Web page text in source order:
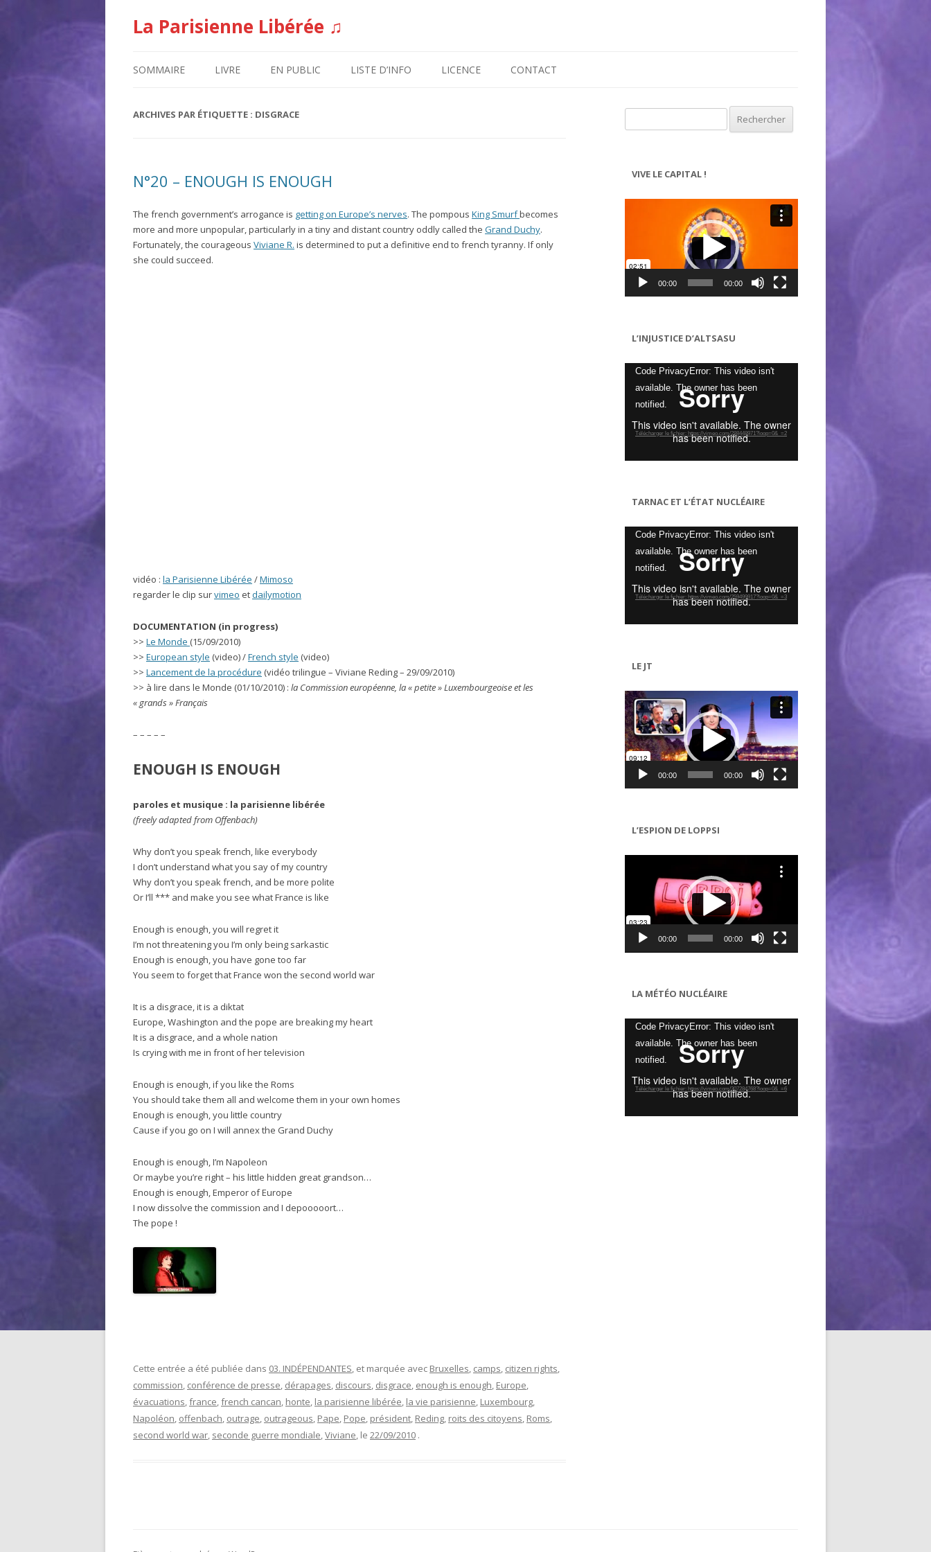
La Parisienne Libérée ♫
SOMMAIRE LIVRE EN PUBLIC LISTE D’INFO LICENCE CONTACT
ARCHIVES PAR ÉTIQUETTE : DISGRACE
N°20 – ENOUGH IS ENOUGH
The french government’s arrogance is getting on Europe’s nerves. The pompous King Smurfbecomes
more and more unpopular, particularly in a tiny and distant country oddly called the Grand Duchy.
Fortunately, the courageous Viviane R. is determined to put a definitive end to french tyranny. If only
she could succeed.
vidéo : la Parisienne Libérée /Mimoso
regarder le clip survimeo etdailymotion
DOCUMENTATION (in progress)
>> Le Monde (15/09/2010)
>> European style (video) /French style (video)
>> Lancement de la procédure (vidéo trilingue – Viviane Reding – 29/09/2010)
>> à lire dans le Monde (01/10/2010) : la Commission européenne, la « petite » Luxembourgeoise et les
« grands » Français
– – – – –
ENOUGH IS ENOUGH
paroles et musique : la parisienne libérée
(freely adapted from Offenbach)
Why don’t you speak french, like everybody
I don’t understand what you say of my country
Why don’t you speak french, and be more polite
Or I’ll *** and make you see what France is like
Enough is enough, you will regret it
I’m not threatening you I’m only being sarkastic
Enough is enough, you have gone too far
You seem to forget that France won the second world war
It is a disgrace, it is a diktat
Europe, Washington and the pope are breaking my heart
It is a disgrace, and a whole nation
Is crying with me in front of her television
Enough is enough, if you like the Roms
You should take them all and welcome them in your own homes
Enough is enough, you little country
Cause if you go on I will annex the Grand Duchy
Enough is enough, I’m Napoleon
Or maybe you’re right – his little hidden great grandson…
Enough is enough, Emperor of Europe
I now dissolve the commission and I depooooort…
The pope !
Cette entrée a été publiée dans 03. INDÉPENDANTES, et marquée avec Bruxelles, camps, citizen rights,
commission, conférence de presse, dérapages, discours, disgrace, enough is enough, Europe,
évacuations,france,french cancan, honte, la parisienne libérée, la vie parisienne, Luxembourg,
Napoléon, offenbach, outrage, outrageous, Pape, Pope, président, Reding, roits des citoyens, Roms,
second world war, seconde guerre mondiale,Viviane, le 22/09/2010 .
VIVE LE CAPITAL !
Lecteur
00:00 00:00
L’INJUSTICE D’ALTSASU
Lecteur
vidéo
Code PrivacyError: This video isn't
available. The owner has been
notified.
Télécharger le fichier: https://vimeo.com/288448971?loop=0&_=2
TARNAC ET L’ÉTAT NUCLÉAIRE
Lecteur
vidéo
Code PrivacyError: This video isn't
available. The owner has been
notified.
Télécharger le fichier: https://vimeo.com/259499917?loop=0&_=3
LE JT
Lecteur
vidéo
00:00 00:00
L’ESPION DE LOPPSI
Lecteur
00:00 00:00
LA MÉTÉO NUCLÉAIRE
Lecteur
vidéo
Code PrivacyError: This video isn't
available. The owner has been
notified.
Télécharger le fichier: https://vimeo.com/307284768?loop=0&_=6